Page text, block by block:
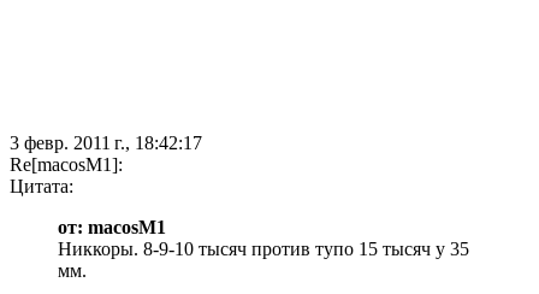
3 февр. 2011 г., 18:42:17
Re[macosM1]:
Цитата:
от: macosM1
Никкоры. 8-9-10 тысяч против тупо 15 тысяч у 35
мм.